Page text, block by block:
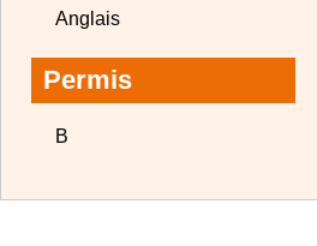
Anglais
Permis
B